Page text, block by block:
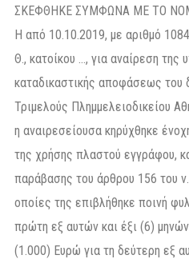
ΣΚΕΦΘΗΚΕ ΣΥΜΦΩΝΑ ΜΕ ΤΟ
Η από 10.10.2019, με αριθμό
Θ., κατοίκου …, για αναίρεση της
καταδικαστικής αποφάσεως του
Τριμελούς Πλημμελειοδικείου
η αναιρεσείουσα κηρύχθηκε
της χρήσης πλαστού εγγράφου,
παράβασης του άρθρου 156 του
οποίες της επιβλήθηκε ποινή
πρώτη εξ αυτών και έξι (6)
(1.000) Ευρώ για τη δεύτερη εξ